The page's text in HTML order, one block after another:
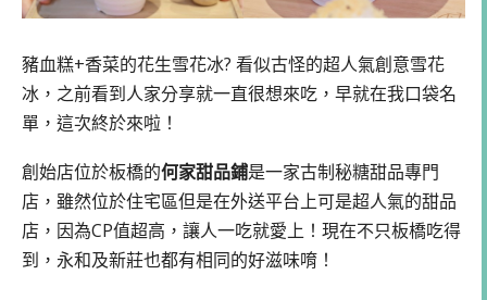
豬血糕+香菜的花生雪花冰? 看似古怪的超人氣創意雪花
冰，之前看到人家分享就一直很想來吃，早就在我口袋名
單，這次終於來啦！
創始店位於板橋的何家甜品鋪是一家古制秘糖甜品專門
店，雖然位於住宅區但是在外送平台上可是超人氣的甜品
店，因為CP值超高，讓人一吃就愛上！現在不只板橋吃得
到，永和及新莊也都有相同的好滋味唷！